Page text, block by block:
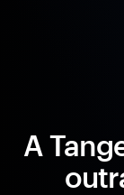
A